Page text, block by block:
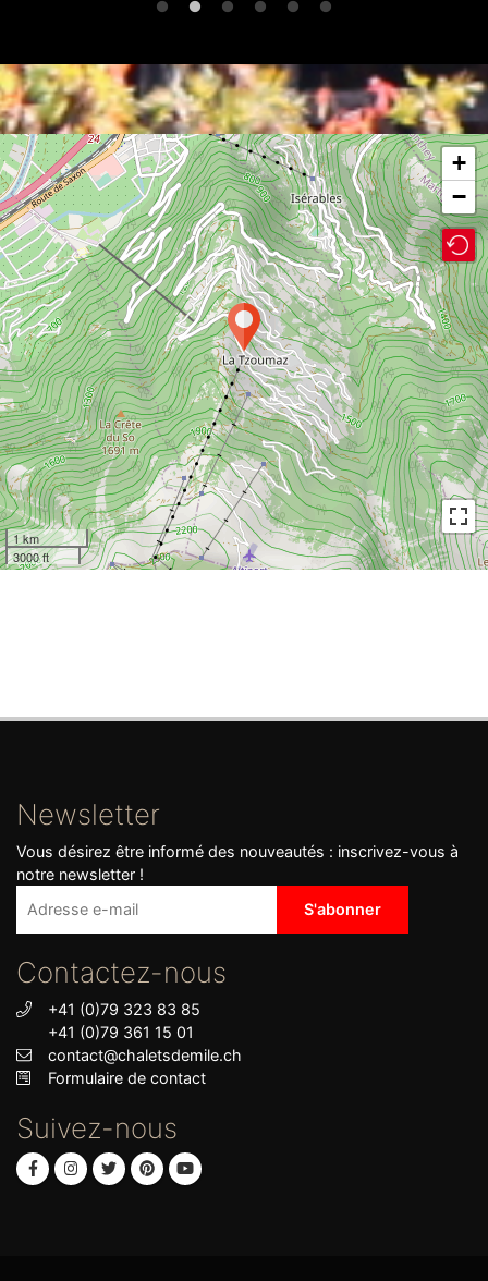
+
−
1 km
3000 ft
Newsletter
Vous désirez être informé des nouveautés : inscrivez-vous à
notre newsletter !
Contactez-nous
+41 (0)79 323 83 85
+41 (0)79 361 15 01
contact@chaletsdemile.ch
Formulaire de contact
Suivez-nous